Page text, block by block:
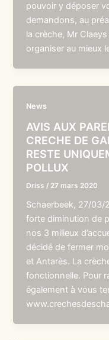
pouvoir y déposer
demandons, au
la crèche, Mr
organiser au mieux
News
AVIS AUX
CRECHE DE
RESTE
POLLUX
Driss / 27 mars 2020
Schaerbeek, 27/03/
forte diminution de
nos 3 milieux
décidé de fermer
et Antarès. La
fonctionnelle. Pour
également à vous